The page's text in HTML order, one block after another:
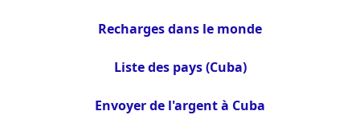
Recharges dans le monde
Liste des pays (Cuba)
Envoyer de l'argent à Cuba